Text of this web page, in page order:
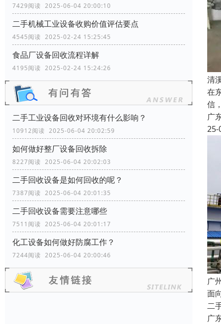
7429阅读 2025-06-04 20:00:10
二手机械工业设备收购价值评估要点
4545阅读 2025-02-24 15:25:45
食品厂设备回收流程详解
4195阅读 2025-02-24 15:24:26
二手工业设备回收对环境有什么影响？
10912阅读 2025-06-04 20:02:59
如何做好整厂设备回收拆除
8227阅读 2025-06-04 20:02:03
二手回收设备是如何回收的呢？
7387阅读 2025-06-04 20:01:35
二手回收设备需要注意哪些
7511阅读 2025-06-04 20:01:17
化工设备如何做好防腐工作？
7244阅读 2025-06-04 20:00:46
清
在
信
广
25-
广
面
二
广